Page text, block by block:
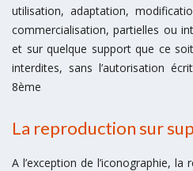
utilisation, adaptation,
commercialisation, partielles ou
et sur quelque support que ce
interdites, sans l’autorisation
8ème
La reproduction sur
A l’exception de l’iconographie,